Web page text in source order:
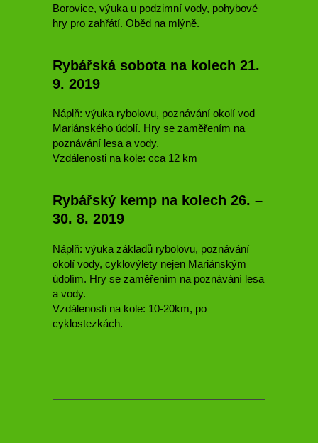
Borovice, výuka u podzimní vody, pohybové
hry pro zahřátí. Oběd na mlýně.
Rybářská sobota na kolech 21.
9. 2019
Náplň: výuka rybolovu, poznávání okolí vod
Mariánského údolí. Hry se zaměřením na
poznávání lesa a vody.
Vzdálenosti na kole: cca 12 km
Rybářský kemp na kolech 26. –
30. 8. 2019
Náplň: výuka základů rybolovu, poznávání
okolí vody, cyklovýlety nejen Mariánským
údolím. Hry se zaměřením na poznávání lesa
a vody.
Vzdálenosti na kole: 10-20km, po
cyklostezkách.